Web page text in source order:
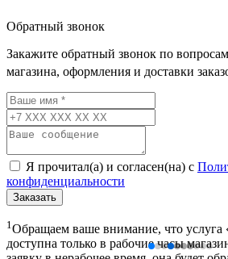
Обратный звонок
Закажите обратный звонок по
магазина, оформления и доставки
Я прочитал(а) и согласен(на) с
конфиденциальности
Заказать
1Обращаем ваше внимание, что услуга
доступна только в рабочие часы